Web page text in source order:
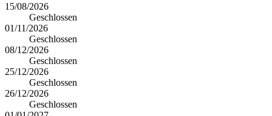
15/08/2026
Geschlossen
01/11/2026
Geschlossen
08/12/2026
Geschlossen
25/12/2026
Geschlossen
26/12/2026
Geschlossen